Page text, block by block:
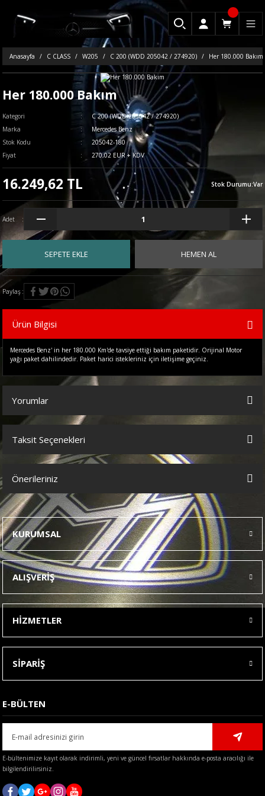
Anasayfa C CLASS W205 C 200 (WDD 205042 / 274920) Her 180.000 Bakım
Her 180.000 Bakım
Kategori
C 200 (WDD 205042 / 274920)
Marka
Mercedes Benz
Stok Kodu
205042-180
Fiyat
270,02 EUR + KDV
16.249,62 TL Stok Durumu:Var
Adet
SEPETE EKLE HEMEN AL
Paylaş
Ürün Bilgisi
Mercedes Benz' in her 180.000 Km'de tavsiye ettiği bakım paketidir. Orijinal Motor
yağı paket dahilindedir. Paket harici istekleriniz için iletişime geçiniz.
Yorumlar
Bu ürüne ilk yorumu siz yapın!
Taksit Seçenekleri
Önerileriniz
Bu ürünün fiyat bilgisi, resim, ürün açıklamalarında ve diğer
konularda yetersiz gördüğünüz noktaları öneri formunu kullanarak
tarafımıza iletebilirsiniz.
Görüş ve önerileriniz için teşekkür ederiz.
Ürün resmi kalitesiz, bozuk veya görüntülenemiyor.
Ürün açıklamasında eksik bilgiler bulunuyor.
Ürün bilgilerinde hatalar bulunuyor.
Ürün fiyatı diğer sitelerden daha pahalı.
Bu ürüne benzer farklı alternatifler olmalı.
Gönder
KURUMSAL
ALIŞVERİŞ
HİZMETLER
SİPARİŞ
E-BÜLTEN
E-bültenimize kayıt olarak indirimli, yeni ve güncel fırsatlar hakkında e-posta aracılığı ile
bilgilendirilirsiniz.